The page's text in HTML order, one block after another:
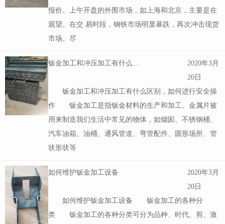
报价。上午开盘的外围市场，如上海和北京，主要是在
观望。在交 易时段，钢铁市场明显暴跌，再次冲击现货
市场。尽
2020年3月
20日
钣金加工和冲压加工有什么区别，如何进行安全操
作 钣金加工是指钣金材料的生产和加工。金属片被
用来制造我们生活中常见的物体，如烟囱、不锈钢桶、
汽车油箱、油桶、通风管道、弯管配件、圆形场所、管
状形状等
如何维护钣金加工设备
2020年3月
20日
如何维护钣金加工设备 钣金加工的各种分
类 钣金加工的各种分类可分为品种、时代、剪、激